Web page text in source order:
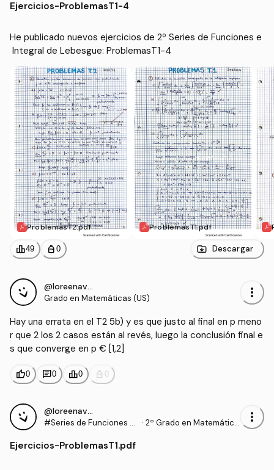
Ejercicios-ProblemasT1-4
He publicado nuevos ejercicios de 2º Series de Funciones e
Integral de Lebesgue: ProblemasT1-4
ProblemasT2.pdf ProblemasT1.pdf
leaderboard49 personal_bag 0 Descargar
@loreenavillalba
Grado en Matemáticas (US) more_vert
Hay una errata en el T2 5b) y es que justo al final en p meno
r que 2 los 2 casos están al revés, luego la conclusión final e
s que converge en p € [1,2]
thumb_up0 chat0 leaderboard0 personal_bag 0
@loreenavillalba
#Series de Funciones e I
· 2º Grado en Matemática
more_vert
Ejercicios-ProblemasT1.pdf